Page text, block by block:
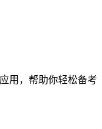
用，帮助你轻松备考